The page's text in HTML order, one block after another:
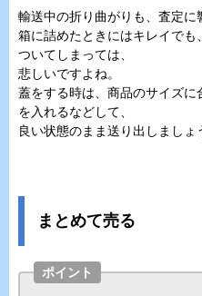
輸送中の折り曲がりも、査定に
箱に詰めたときにはキレイで
ついてしまっては、
悲しいですよね。
蓋をする時は、商品のサイズ
を入れるなどして、
良い状態のまま送り出しましょ
まとめて売る
ポイント